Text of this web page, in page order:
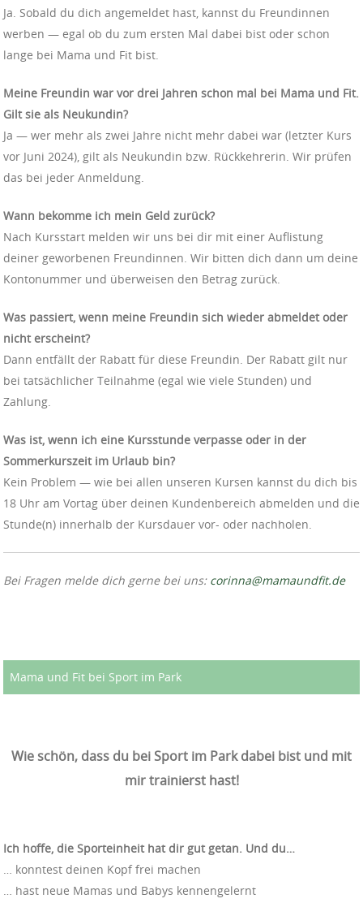
Ja. Sobald du dich angemeldet hast, kannst du Freundinnen
werben — egal ob du zum ersten Mal dabei bist oder schon
lange bei Mama und Fit bist.
Meine Freundin war vor drei Jahren schon mal bei Mama und Fit.
Gilt sie als Neukundin?
Ja — wer mehr als zwei Jahre nicht mehr dabei war (letzter Kurs
vor Juni 2024), gilt als Neukundin bzw. Rückkehrerin. Wir prüfen
das bei jeder Anmeldung.
Wann bekomme ich mein Geld zurück?
Nach Kursstart melden wir uns bei dir mit einer Auflistung
deiner geworbenen Freundinnen. Wir bitten dich dann um deine
Kontonummer und überweisen den Betrag zurück.
Was passiert, wenn meine Freundin sich wieder abmeldet oder
nicht erscheint?
Dann entfällt der Rabatt für diese Freundin. Der Rabatt gilt nur
bei tatsächlicher Teilnahme (egal wie viele Stunden) und
Zahlung.
Was ist, wenn ich eine Kursstunde verpasse oder in der
Sommerkurszeit im Urlaub bin?
Kein Problem — wie bei allen unseren Kursen kannst du dich bis
18 Uhr am Vortag über deinen Kundenbereich abmelden und die
Stunde(n) innerhalb der Kursdauer vor- oder nachholen.
Bei Fragen melde dich gerne bei uns: corinna@mamaundfit.de
Mama und Fit bei Sport im Park
Wie schön, dass du bei Sport im Park dabei bist und mit
mir trainierst hast!
Ich hoffe, die Sporteinheit hat dir gut getan. Und du…
… konntest deinen Kopf frei machen
… hast neue Mamas und Babys kennengelernt